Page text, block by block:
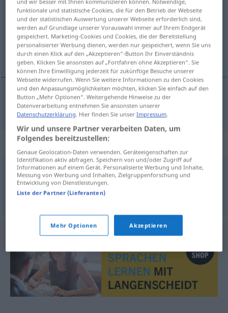
Übersicht aller Übersetzungen
(Für mehr Details die Übersetzung anklicken/antippen)
formal
formal formal
Synonyme für "formal"
nominell,äußerlich
funktionale und statistische Cookies, die für den Betrieb der Webseite
und der statistischen Auswertung unserer Webseite erforderlich sind,
werden auf Grundlage unserer Vorauswahl immer auf Ihrem Endgerät
gespeichert. Marketing-Cookies und Cookies, die der Bereitstellung
personalisierter Werbung dienen, werden nur gespeichert, wenn Sie uns
durch einen Klick auf den „Akzeptieren“-Button Ihr Einverständnis
geben. Klicken Sie ansonsten auf „Fortfahren ohne Akzeptieren“. Sie
können Ihre Einwilligung jederzeit für zukünftige Besuche unserer
Webseite widerrufen. Wenn Sie weitere Informationen zu den Cookies
und den Anpassungsmöglichkeiten möchten, klicken Sie einfach auf den
Button „Mehr Optionen“. Weitergehende Hinweise zu der
Datenverarbeitung entnehmen Sie ansonsten unserer
Datenschutzerklärung . Hier finden Sie unserImpressum
Wir und unsere Partner verarbeiten Daten, um
Folgendes bereitzustellen:
Genaue Geolocation-Daten verwenden. Geräteeigenschaften zur
Identifikation aktiv abfragen. Speichern von und/oder Zugriff auf
Informationen auf einem Gerät. Personalisierte Werbung und Inhalte,
Messung von Werbung und Inhalten, Zielgruppenforschung und
Entwicklung von Dienstleistungen.
Liste der Partner (Lieferanten)
Mehr Optionen Akzeptieren